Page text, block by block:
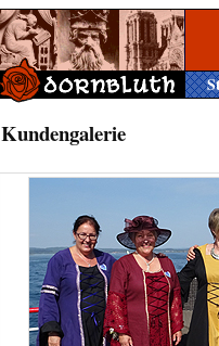
Kundengalerie